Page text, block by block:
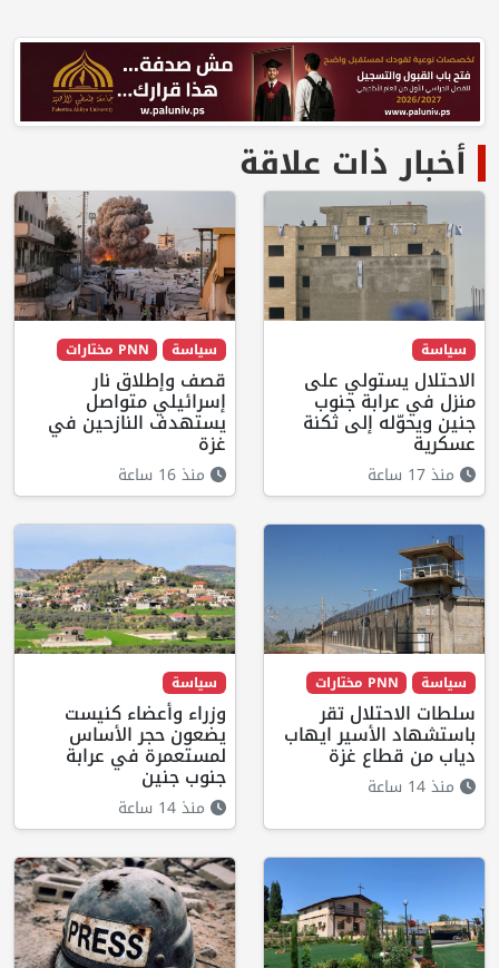
أخبار ذات علاقة
سياسة
الاحتلال يستولي على
منزل في عرابة جنوب
جنين ويحوّله إلى ثكنة
عسكرية
منذ 17 ساعة
سياسة PNN مختارات
قصف وإطلاق نار
إسرائيلي متواصل
يستهدف النازحين في
غزة
منذ 16 ساعة
سياسة PNN مختارات
سلطات الاحتلال تقر
باستشهاد الأسير ايهاب
دياب من قطاع غزة
منذ 14 ساعة
سياسة
وزراء وأعضاء كنيست
يضعون حجر الأساس
لمستعمرة في عرابة
جنوب جنين
منذ 14 ساعة